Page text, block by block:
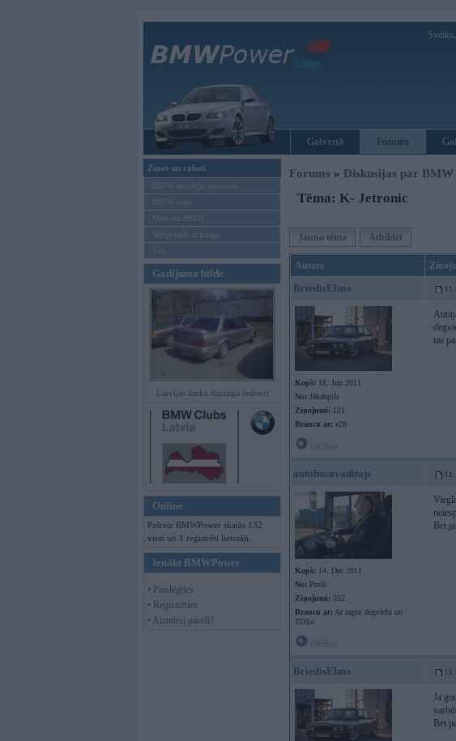
Sveiks,
Galvenā Forums
Ziņas un raksti
BMW modeļu jaunumi
BMW testi
Mēneša BMW
Sērijveida tūnings
Vel...
Gadījuma bilde
Latvijas lauku tūninga šedevri
Online
Pašreiz BMWPower skatās 132
viesi un 1 reģistrēti lietotāji.
Ienākt BMWPower
• Pieslēgties
• Reģistrēties
• Aizmirsi paroli?
Forums » Diskusijas par BMW
Tēma: K- Jetronic
Jauna tēma Atbildēt
Autors
BriedisElmo 11.
Kopš: 18. Jun 2011
No: Jēkabpils
Ziņojumi: 121
Braucu ar: e28
tas
autobusavaditajs 11.
Kopš: 14. Dec 2011
No: Preiļi
Ziņojumi: 352
Braucu ar: Ar zagtu degvielu un
TDSu
Bet
BriedisElmo 11.
Ja
Bet